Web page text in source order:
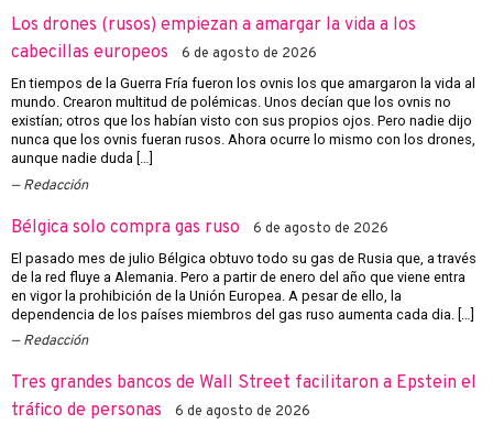
Los drones (rusos) empiezan a amargar la vida a los
cabecillas europeos
6 de agosto de 2026
En tiempos de la Guerra Fría fueron los ovnis los que amargaron la vida al
mundo. Crearon multitud de polémicas. Unos decían que los ovnis no
existían; otros que los habían visto con sus propios ojos. Pero nadie dijo
nunca que los ovnis fueran rusos. Ahora ocurre lo mismo con los drones,
aunque nadie duda […]
Redacción
Bélgica solo compra gas ruso 6 de agosto de 2026
El pasado mes de julio Bélgica obtuvo todo su gas de Rusia que, a través
de la red fluye a Alemania. Pero a partir de enero del año que viene entra
en vigor la prohibición de la Unión Europea. A pesar de ello, la
dependencia de los países miembros del gas ruso aumenta cada dia. […]
Redacción
Tres grandes bancos de Wall Street facilitaron a Epstein el
tráfico de personas
6 de agosto de 2026